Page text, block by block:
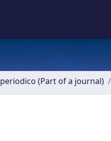
(Part of a journal)